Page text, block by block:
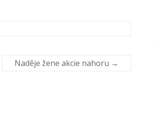
Naděje žene akcie nahoru →